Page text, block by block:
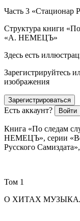
Часть 3
Структура книги
«А. НЕМЕЦЪ»
Здесь есть
Зарегистрируйтесь
изображения
Зарегистрироваться
Есть аккаунт? Войти
Книга «По следам
НЕМЕЦЪ», серии
Русского
Том 1
О ХИТАХ